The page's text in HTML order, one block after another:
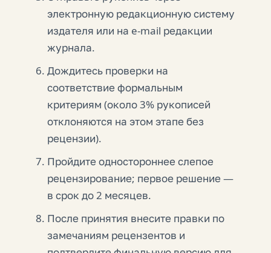
электронную редакционную систему
издателя или на e-mail редакции
журнала.
Дождитесь проверки на
соответствие формальным
критериям (около 3% рукописей
отклоняются на этом этапе без
рецензии).
Пройдите одностороннее слепое
рецензирование; первое решение —
в срок до 2 месяцев.
После принятия внесите правки по
замечаниям рецензентов и